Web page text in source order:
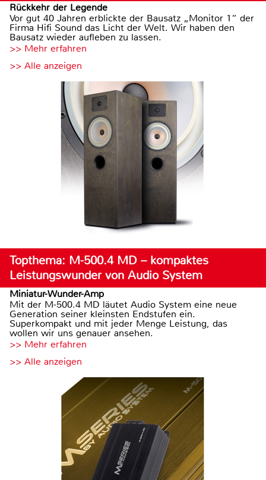
Rückkehr der Legende
Vor gut 40 Jahren erblickte der Bausatz „Monitor 1“ der
Firma Hifi Sound das Licht der Welt. Wir haben den
Bausatz wieder aufleben zu lassen.
>> Mehr erfahren
>> Alle anzeigen
Topthema: M-500.4 MD – kompaktes
Leistungswunder von Audio System
Miniatur-Wunder-Amp
Mit der M-500.4 MD läutet Audio System eine neue
Generation seiner kleinsten Endstufen ein.
Superkompakt und mit jeder Menge Leistung, das
wollen wir uns genauer ansehen.
>> Mehr erfahren
>> Alle anzeigen